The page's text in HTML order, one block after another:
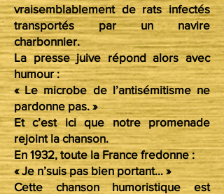
vraisemblablement de rats infectés
transportés par un navire
charbonnier.
La presse juive répond alors avec
humour :
« Le microbe de l’antisémitisme ne
pardonne pas. »
Et c’est ici que notre promenade
rejoint la chanson.
En 1932, toute la France fredonne :
« Je n’suis pas bien portant… »
Cette chanson humoristique est